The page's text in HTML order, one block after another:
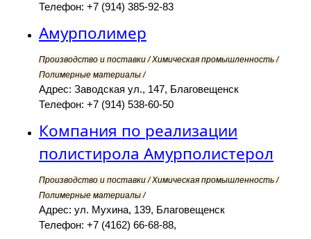
Телефон: +7 (914) 385-92-83
Амурполимер
Производство и поставки / Химическая промышленность /
Полимерные материалы /
Адрес: Заводская ул., 147, Благовещенск
Телефон: +7 (914) 538-60-50
Компания по реализации
полистирола Амурполистерол
Производство и поставки / Химическая промышленность /
Полимерные материалы /
Адрес: ул. Мухина, 139, Благовещенск
Телефон: +7 (4162) 66-68-88,